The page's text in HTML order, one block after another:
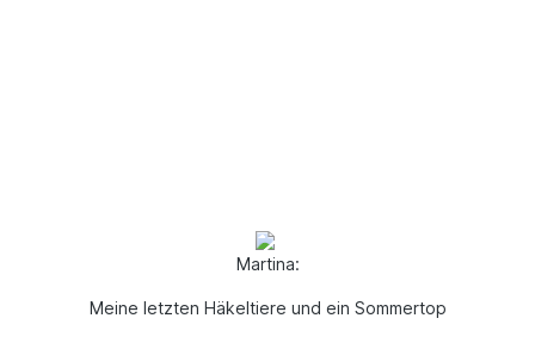
Martina:
Meine letzten Häkeltiere und ein Sommertop